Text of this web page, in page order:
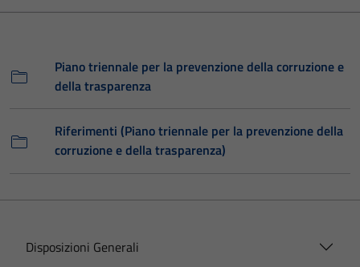
Piano triennale per la prevenzione della corruzione e
della trasparenza
Riferimenti (Piano triennale per la prevenzione della
corruzione e della trasparenza)
Disposizioni Generali